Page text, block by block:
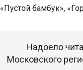
«Пустой бамбук»,
Надоело
Московского